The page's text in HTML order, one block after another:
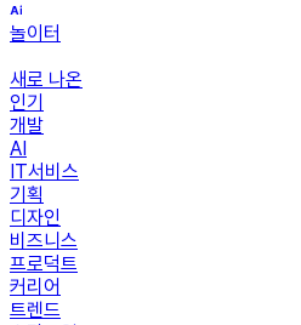
놀이터
새로 나온
인기
개발
AI
IT서비스
기획
디자인
비즈니스
프로덕트
커리어
트렌드